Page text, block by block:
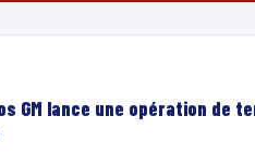
GM lance une opération de